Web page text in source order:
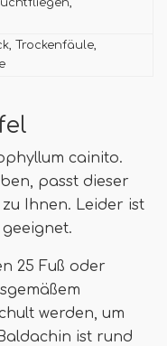
Trockenfäule,
cainito.
passt dieser
Ihnen. Leider ist
25 Fuß oder
werden, um
ist rund